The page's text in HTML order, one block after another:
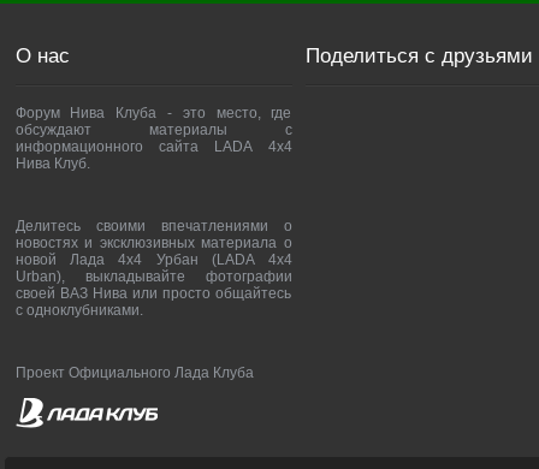
О нас
Форум Нива Клуба - это место, где
обсуждают материалы с
информационного сайта LADA 4x4
Нива Клуб.
Делитесь своими впечатлениями о
новостях и эксклюзивных материала о
новой Лада 4х4 Урбан (LADA 4x4
Urban), выкладывайте фотографии
своей ВАЗ Нива или просто общайтесь
с одноклубниками.
Проект Официального Лада Клуба
Поделиться с друзьями